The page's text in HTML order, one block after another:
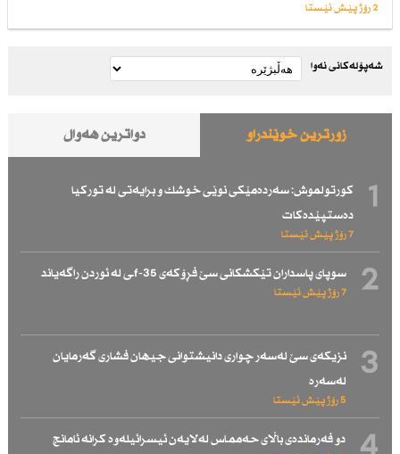
2 رۆژ پێش ئێستا
شەپۆلەکانی نەوا
زۆرترین خوێندراو دواترین هەواڵ
1
كورتولموش: سەردەمێكی نوێی خوشك و برایەتی لە توركیا
دەستپێدەكات
7 رۆژ پێش ئێستا
2 سوپای پاسداران تێكشكانی سێ فڕۆكەی f-35ـی لە ئوردن راگەیاند
7 رۆژ پێش ئێستا
3
نزیكەی سێ لەسەر چواری دانیشتوانی جیهان فشاری گەرمایان
لەسەرە
5 رۆژ پێش ئێستا
دو فەرماندەی باڵای حەممـاس لەلایەن ئیسرائیلەوە كرانە ئامانج